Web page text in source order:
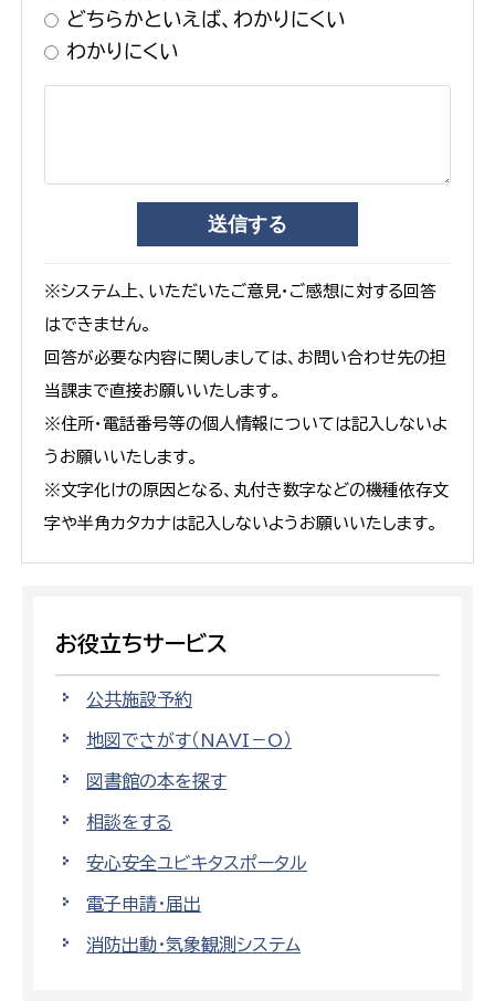
どちらかといえば、わかりにくい
わかりにくい
※システム上、いただいたご意見・ご感想に対する回答
はできません。
回答が必要な内容に関しましては、お問い合わせ先の担
当課まで直接お願いいたします。
※住所・電話番号等の個人情報については記入しないよ
うお願いいたします。
※文字化けの原因となる、丸付き数字などの機種依存文
字や半角カタカナは記入しないようお願いいたします。
お役立ちサービス
公共施設予約
地図でさがす（NAVI－O）
図書館の本を探す
相談をする
安心安全ユビキタスポータル
電子申請・届出
消防出動・気象観測システム